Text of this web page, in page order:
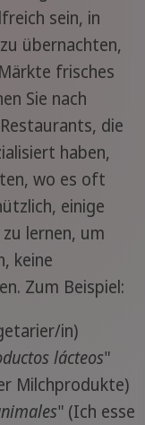
sein, in
übernachten,
frisches
Sie nach
die
haben,
wo es oft
einige
lernen, um
keine
Zum Beispiel:
in)
lácteos"
Milchprodukte)
" (Ich esse